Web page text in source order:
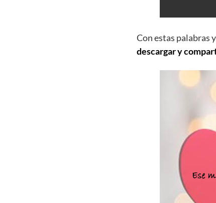
Con estas palabras
descargar y